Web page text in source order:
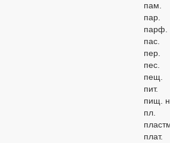
пам.
пар.
парф.
пас.
пер.
пес.
пещ.
пит.
пищ.
пл.
плат.